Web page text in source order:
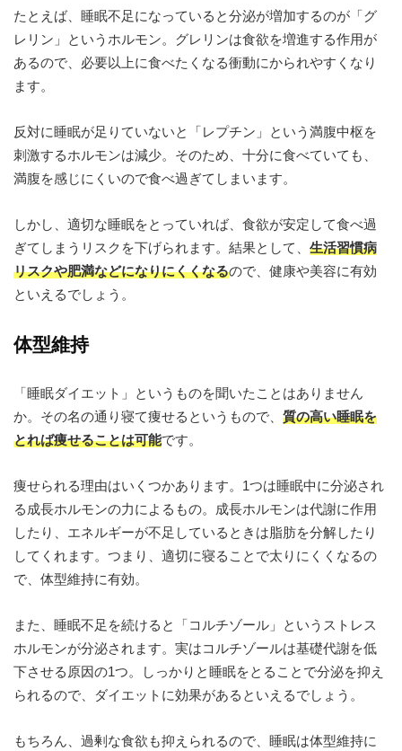
たとえば、睡眠不足になっていると分泌が増加するのが「グ
レリン」というホルモン。グレリンは食欲を増進する作用が
あるので、必要以上に食べたくなる衝動にかられやすくなり
ます。
反対に睡眠が足りていないと「レプチン」という満腹中枢を
刺激するホルモンは減少。そのため、十分に食べていても、
満腹を感じにくいので食べ過ぎてしまいます。
しかし、適切な睡眠をとっていれば、食欲が安定して食べ過
ぎてしまうリスクを下げられます。結果として、 生活習慣病
リスクや肥満などになりにくくなるので、健康や美容に有効
といえるでしょう。
体型維持
「睡眠ダイエット」というものを聞いたことはありません
か。その名の通り寝て痩せるというもので、 質の高い睡眠を
とれば痩せることは可能です。
痩せられる理由はいくつかあります。1つは睡眠中に分泌され
る成長ホルモンの力によるもの。成長ホルモンは代謝に作用
したり、エネルギーが不足しているときは脂肪を分解したり
してくれます。つまり、適切に寝ることで太りにくくなるの
で、体型維持に有効。
また、睡眠不足を続けると「コルチゾール」というストレス
ホルモンが分泌されます。実はコルチゾールは基礎代謝を低
下させる原因の1つ。しっかりと睡眠をとることで分泌を抑え
られるので、ダイエットに効果があるといえるでしょう。
もちろん、過剰な食欲も抑えられるので、睡眠は体型維持に